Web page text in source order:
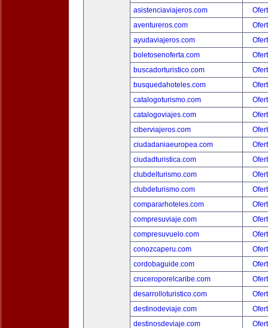
asistenciaviajeros.com
aventureros.com
ayudaviajeros.com
boletosenoferta.com
buscadorturistico.com
busquedahoteles.com
catalogoturismo.com
catalogoviajes.com
ciberviajeros.com
ciudadaniaeuropea.com
ciudadturistica.com
clubdelturismo.com
clubdeturismo.com
compararhoteles.com
compresuviaje.com
compresuvuelo.com
conozcaperu.com
cordobaguide.com
cruceroporelcaribe.com
desarrolloturistico.com
destinodeviaje.com
destinosdeviaje.com